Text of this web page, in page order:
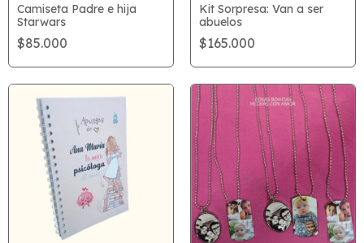
Camiseta Padre e hija
Starwars
$85.000
Kit Sorpresa: Van a ser
abuelos
$165.000